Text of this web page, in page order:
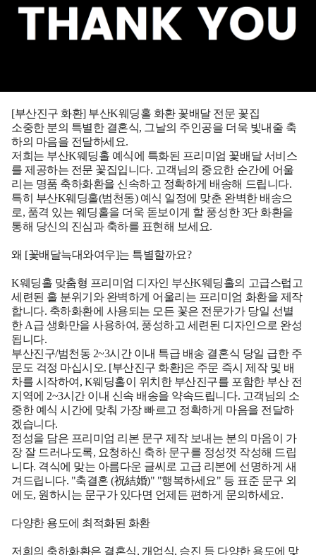
[부산진구 화환] 부산K웨딩홀 화환 꽃배달 전문 꽃집
소중한 분의 특별한 결혼식, 그날의 주인공을 더욱 빛내줄 축
하의 마음을 전달하세요.
저희는 부산K웨딩홀 예식에 특화된 프리미엄 꽃배달 서비스
를 제공하는 전문 꽃집입니다. 고객님의 중요한 순간에 어울
리는 명품 축하화환을 신속하고 정확하게 배송해 드립니다.
특히 부산K웨딩홀(범천동) 예식 일정에 맞춘 완벽한 배송으
로, 품격 있는 웨딩홀을 더욱 돋보이게 할 풍성한 3단 화환을
통해 당신의 진심과 축하를 표현해 보세요.
왜 [꽃배달늑대와여우]는 특별할까요?
K웨딩홀 맞춤형 프리미엄 디자인 부산K웨딩홀의 고급스럽고
세련된 홀 분위기와 완벽하게 어울리는 프리미엄 화환을 제작
합니다. 축하화환에 사용되는 모든 꽃은 전문가가 당일 선별
한 A급 생화만을 사용하여, 풍성하고 세련된 디자인으로 완성
됩니다.
부산진구/범천동 2~3시간 이내 특급 배송 결혼식 당일 급한 주
문도 걱정 마십시오. [부산진구 화환]은 주문 즉시 제작 및 배
차를 시작하여, K웨딩홀이 위치한 부산진구를 포함한 부산 전
지역에 2~3시간 이내 신속 배송을 약속드립니다. 고객님의 소
중한 예식 시간에 맞춰 가장 빠르고 정확하게 마음을 전달하
겠습니다.
정성을 담은 프리미엄 리본 문구 제작 보내는 분의 마음이 가
장 잘 드러나도록, 요청하신 축하 문구를 정성껏 작성해 드립
니다. 격식에 맞는 아름다운 글씨로 고급 리본에 선명하게 새
겨드립니다. "축결혼 (祝結婚)" "행복하세요" 등 표준 문구 외
에도, 원하시는 문구가 있다면 언제든 편하게 문의하세요.
다양한 용도에 최적화된 화환
저희의 축하화환은 결혼식, 개업식, 승진 등 다양한 용도에 맞